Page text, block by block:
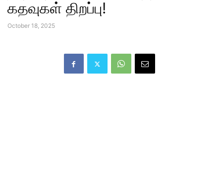
கதவுகள் திறப்பு!
October 18, 2025